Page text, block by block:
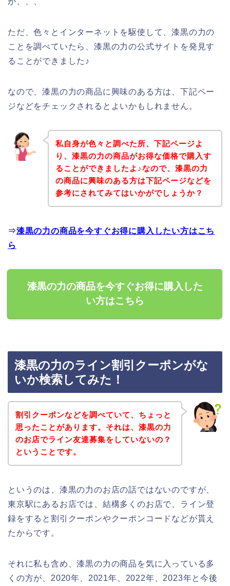
ただ、色々とインターネットを駆使して、漆黒の力の
ことを調べていたら、漆黒の力の公式サイトを発見す
ることができました♪
なので、漆黒の力の商品に興味のある方は、下記ペー
ジなどをチェックされるとよいかもしれません。
私自身が色々と調べた所、下記ページよ
り、漆黒の力の商品がお得な価格で購入す
ることができましたよ♪なので、漆黒の力
の商品に興味のある方は下記ページなどを
参考にされてみてはいかがでしょうか？
⇒漆黒の力の商品を今すぐお得に購入したい方はこち
ら
漆黒の力の商品を今すぐお得に購入した
い方はこちら
漆黒の力のライン割引クーポンがな
いか検索してみた！
割引クーポンなどを調べていて、ちょっと
思ったことがあります。それは、漆黒の力
のお店でライン友達募集をしていないの？
ということです。
というのは、漆黒の力のお店の話ではないのですが、
東京駅にあるお店では、結構多くのお店で、ライン登
録をすると割引クーポンやクーポンコードなどが貰え
たからです。
それに私も含め、漆黒の力の商品を気に入っている多
くの方が、2020年、2021年、2022年、2023年と今後